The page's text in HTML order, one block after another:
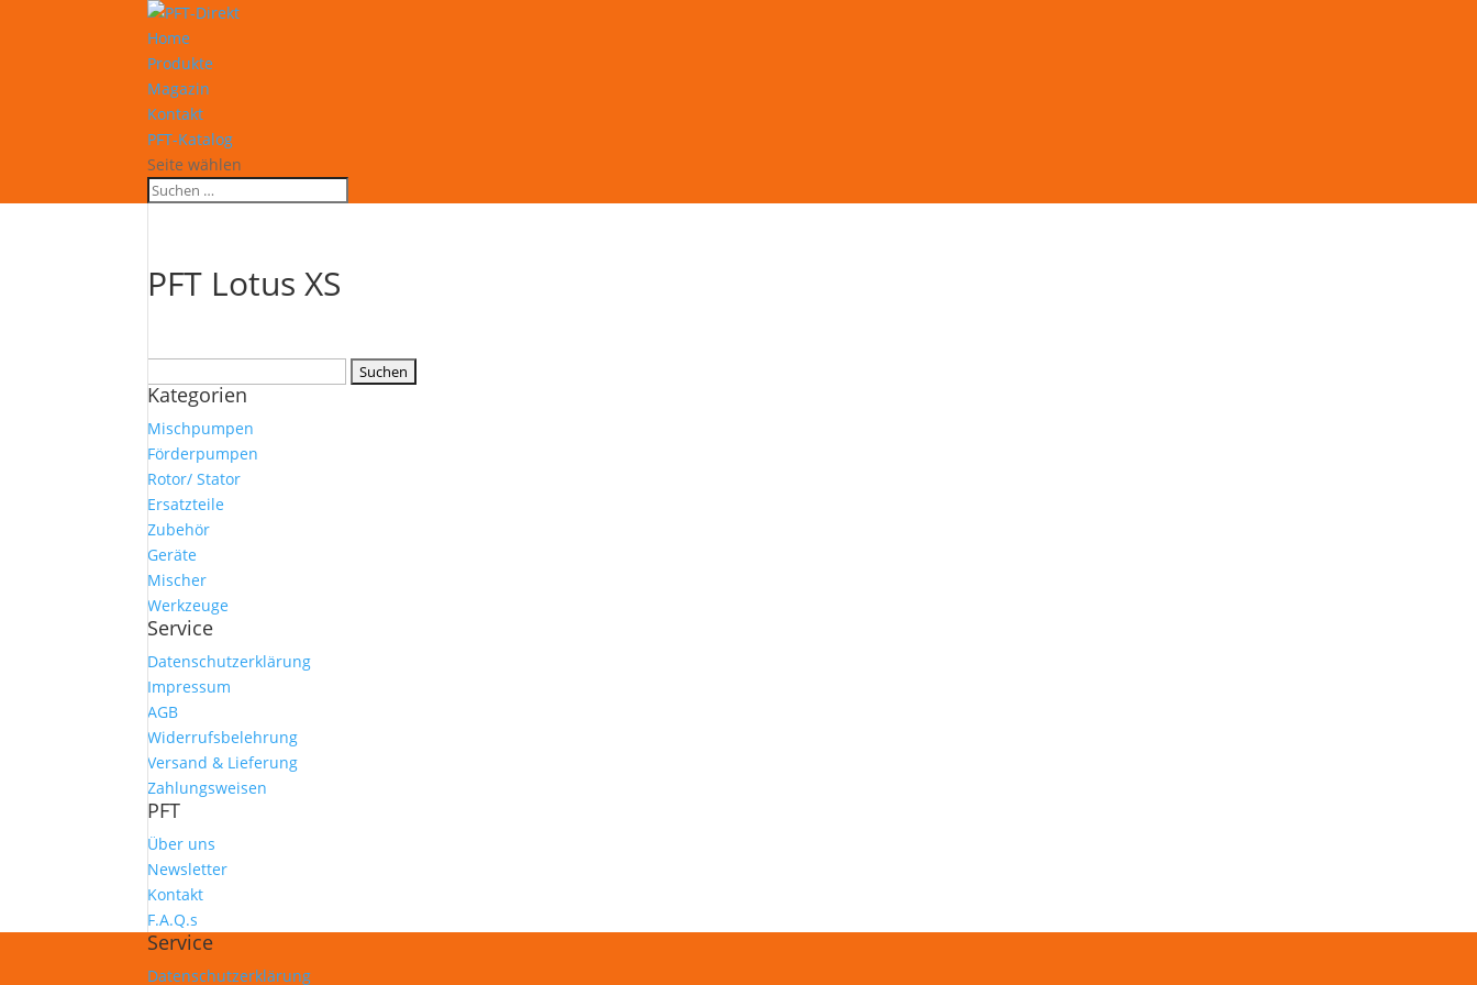
Home
Produkte
Magazin
Kontakt
PFT-Katalog
Seite wählen
PFT Lotus XS
nach:
Kategorien
Mischpumpen
Förderpumpen
Rotor/ Stator
Ersatzteile
Zubehör
Geräte
Mischer
Werkzeuge
Service
Datenschutzerklärung
Impressum
AGB
Widerrufsbelehrung
Versand & Lieferung
Zahlungsweisen
PFT
Über uns
Newsletter
Kontakt
F.A.Q.s
Service
Datenschutzerklärung